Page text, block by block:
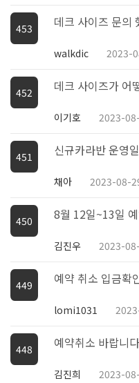
453 데크 사이즈 문의
walkdic 2023-
452 데크 사이즈가 어
이기호 2023-
451 신규카라반 운영
채아 2023-08-
450 8월 12일~13일
김진우 2023-
449 예약 취소 입금확
lomi1031
448 예약취소 바랍니다
김진희 2023-